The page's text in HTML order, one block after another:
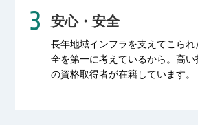
安心・安全
長年地域インフラを支えてこられ
全を第一に考えているから。高い
の資格取得者が在籍しています。